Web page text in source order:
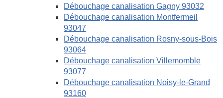
Débouchage canalisation Gagny 93032
Débouchage canalisation Montfermeil
93047
Débouchage canalisation Rosny-sous-Bois
93064
Débouchage canalisation Villemomble
93077
Débouchage canalisation Noisy-le-Grand
93160